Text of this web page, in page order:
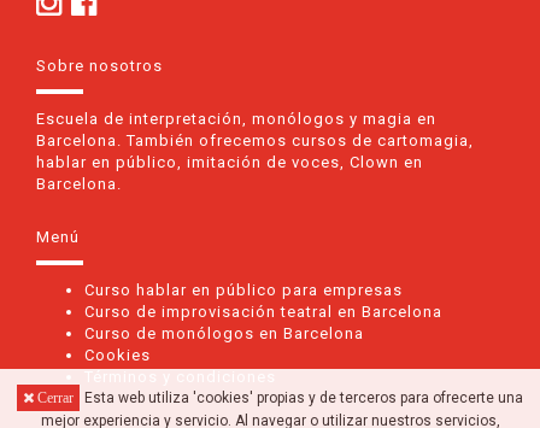
Cerrar
Esta web utiliza 'cookies' propias y de terceros para ofrecerte una
mejor experiencia y servicio. Al navegar o utilizar nuestros servicios,
Sobre nosotros
Escuela de interpretación, monólogos y magia en
Barcelona. También ofrecemos cursos de cartomagia,
hablar en público, imitación de voces, Clown en
Barcelona.
Menú
Curso hablar en público para empresas
Curso de improvisación teatral en Barcelona
Curso de monólogos en Barcelona
Cookies